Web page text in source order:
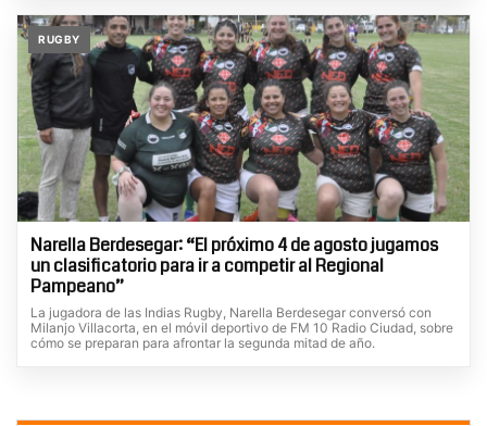
RUGBY
Narella Berdesegar: “El próximo 4 de agosto jugamos
un clasificatorio para ir a competir al Regional
Pampeano”
La jugadora de las Indias Rugby, Narella Berdesegar conversó con
Milanjo Villacorta, en el móvil deportivo de FM 10 Radio Ciudad, sobre
cómo se preparan para afrontar la segunda mitad de año.